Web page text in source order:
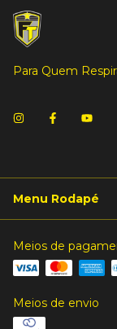
Para Quem
Menu Rodapé
Meios de
Meios de envio